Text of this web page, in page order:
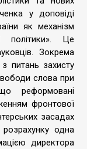
у доповіді
як механізм
політики». Це
Зокрема
питань захисту
слова при
реформовані
фронтової
засадах
розрахунку одна
директора